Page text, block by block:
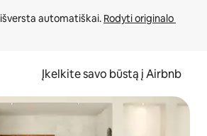
automatiškai. Rodyti originalo
Įkelkite savo būstą į Airbnb